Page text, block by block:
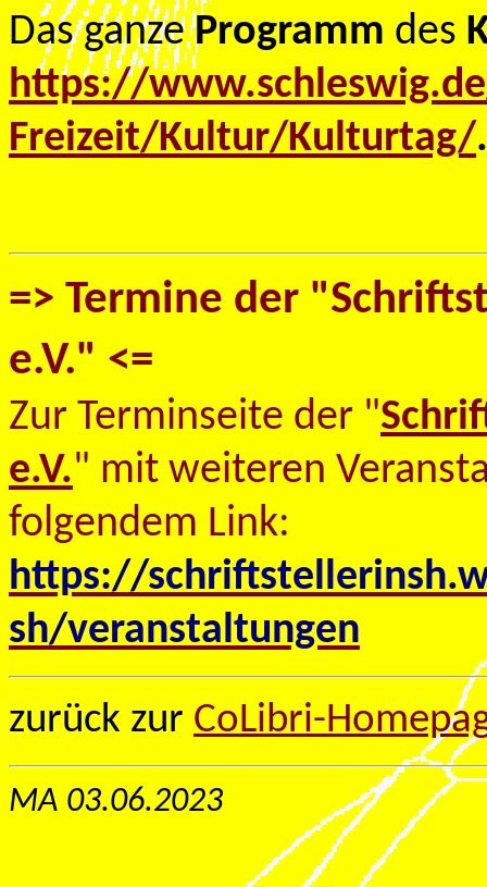
Das ganzeProgramm des
https://
Freizeit/Kultur/Kulturtag/.
=> Termine der
e.V." <=
Zur Terminseite der "
e.V." mit weiteren
folgendem Link:
https://
sh/veranstaltungen
zurück zur CoLibri-
MA 03.06.2023